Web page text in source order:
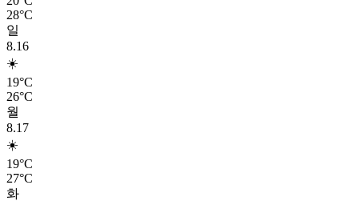
28°C
일
8.16
☀️
19°C
26°C
월
8.17
☀️
19°C
27°C
화